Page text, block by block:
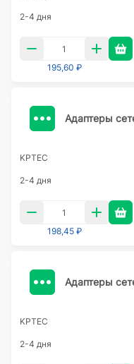
2-4 дня
195,60 ₽
Адаптеры
KPTEC
2-4 дня
198,45 ₽
Адаптеры
KPTEC
2-4 дня